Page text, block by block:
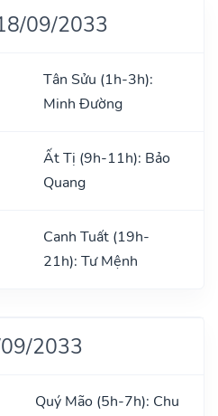
09/2033
Tân Sửu (1h-3h):
Minh Đường
Ất Tị (9h-11h): Bảo
Quang
Canh Tuất (19h-
21h): Tư Mệnh
2033
Quý Mão (5h-7h): Chu